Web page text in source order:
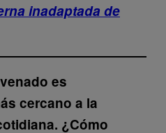
inadaptada de
es
cercano a la
¿Cómo